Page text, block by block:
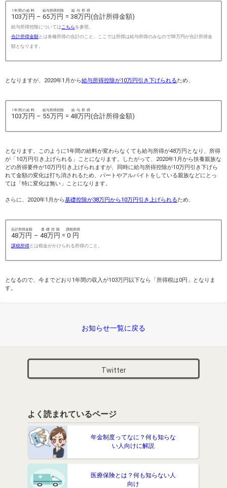
103万円
1年間の給料
– 65万円
給与所得控除
= 38万円
給与所得
(合計所得金額)
給与所得控除については こちら を参照。
合計所得金額とは各種所得の合計のこと。ここでは所得は給与所得のみなので38万円が合計所得金
額となります。
となりますが、2020年1月から給与所得控除が10万円引き下げられるため、
103万円
1年間の給料
– 55万円
給与所得控除
= 48万円
給与所得
(合計所得金額)
となります。このように1年間の給料が変わらなくても給与所得が48万円となり、所得
が「10万円引き上げられる」ことになります。したがって、2020年1月から扶養親族な
どの所得要件が10万円引き上げられますが、同時に給与所得控除が10万円引き下げら
れて金額の変化は打ち消されるため、パートやアルバイトをしている親族などにとっ
ては「特に変化は無い」ことになります。
さらに、2020年1月から基礎控除が38万円から10万円引き上げられるため、
48万円
合計所得金額
– 48万円
基礎控除
= 0円
課税所得
課税所得とは税金がかけられる所得のこと。
となるので、今までどおり1年間の収入が103万円以下なら「所得税は0円」となりま
す。
お知らせ一覧に戻る
Twitter
よく読まれているページ
年金制度ってなに？何も知らな
い人向けに解説
医療保険とは？何も知らない人
向け